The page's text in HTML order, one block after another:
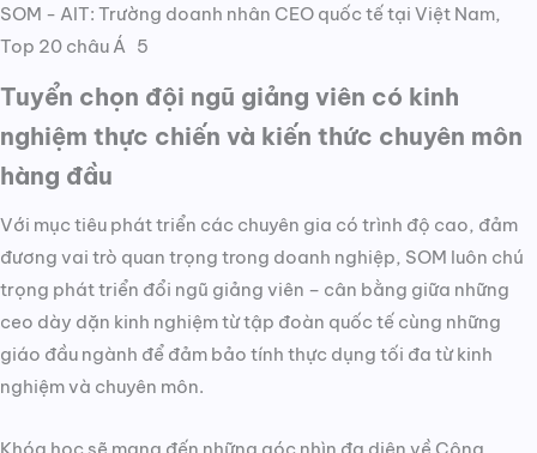
SOM - AIT: Trường doanh nhân CEO quốc tế tại Việt Nam,
Top 20 châu Á 5
Tuyển chọn đội ngũ giảng viên có kinh
nghiệm thực chiến và kiến thức chuyên môn
hàng đầu
Với mục tiêu phát triển các chuyên gia có trình độ cao, đảm
đương vai trò quan trọng trong doanh nghiệp, SOM luôn chú
trọng phát triển đổi ngũ giảng viên – cân bằng giữa những
ceo dày dặn kinh nghiệm từ tập đoàn quốc tế cùng những
giáo đầu ngành để đảm bảo tính thực dụng tối đa từ kinh
nghiệm và chuyên môn.